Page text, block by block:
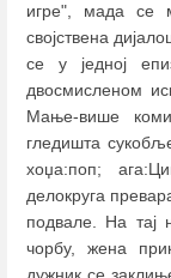
игре", мада се
својствена
се у једној
двосмисленом
Мање-више
гледишта
хоџа:поп;
делокруга
подвале. На тај
чорбу, жена